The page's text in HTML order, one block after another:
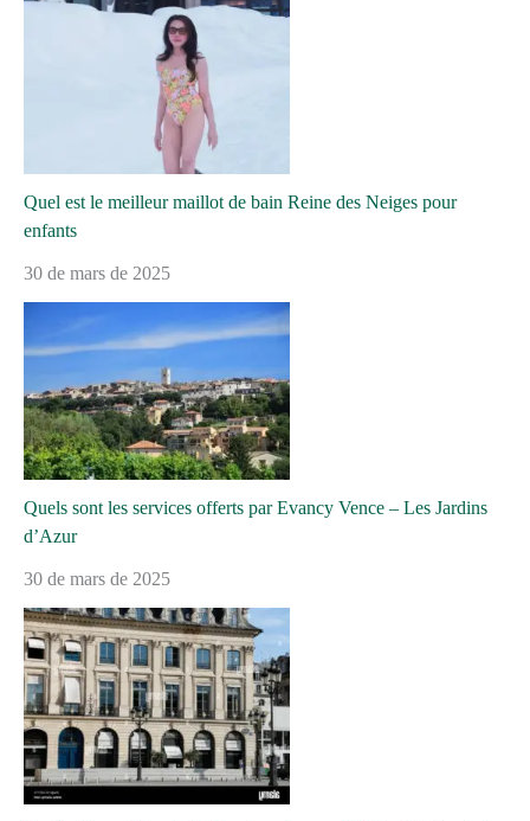
Quel est le meilleur maillot de bain Reine des Neiges pour
enfants
30 de mars de 2025
Quels sont les services offerts par Evancy Vence – Les Jardins
d’Azur
30 de mars de 2025